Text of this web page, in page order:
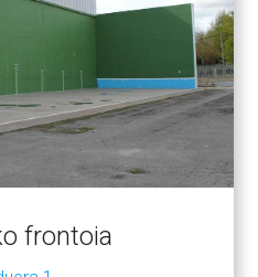
frontoia